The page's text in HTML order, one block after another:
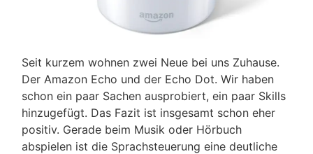
Seit kurzem wohnen zwei Neue bei uns Zuhause.
Der Amazon Echo und der Echo Dot. Wir haben
schon ein paar Sachen ausprobiert, ein paar Skills
hinzugefügt. Das Fazit ist insgesamt schon eher
positiv. Gerade beim Musik oder Hörbuch
abspielen ist die Sprachsteuerung eine deutliche